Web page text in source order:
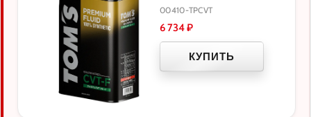
00410-TPCVT
6 734₽
КУПИТЬ